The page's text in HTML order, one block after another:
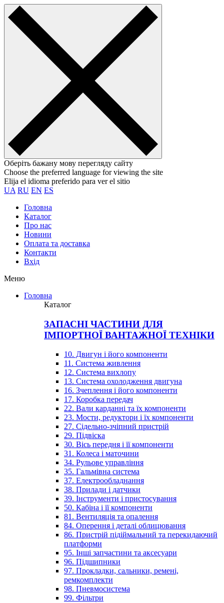
Оберіть бажану мову перегляду сайту
Choose the preferred language for viewing the site
Elija el idioma preferido para ver el sitio
UA RU EN ES
Головна
Каталог
Про нас
Новини
Оплата та доставка
Контакти
Вхiд
Меню
Головна
Каталог
ЗАПАСНІ ЧАСТИНИ ДЛЯ
ІМПОРТНОЇ ВАНТАЖНОЇ ТЕХНІКИ
10. Двигун і його компоненти
11. Система живлення
12. Система вихлопу
13. Система охолодження двигуна
16. Зчеплення і його компоненти
17. Коробка передач
22. Вали карданні та їх компоненти
23. Мости, редуктори і їх компоненти
27. Сідельно-зчіпний пристрій
29. Підвіска
30. Вісь передня і її компоненти
31. Колеса і маточини
34. Рульове управління
35. Гальмівна система
37. Електрообладнання
38. Прилади і датчики
39. Інструменти і пристосування
50. Кабіна і її компоненти
81. Вентиляція та опалення
84. Оперення і деталі облицювання
86. Пристрій підіймальний та перекидаючий
платформи
95. Інші запчастини та аксесуари
96. Підшипники
97. Прокладки, сальники, ремені,
ремкомплекти
98. Пневмосистема
99. Фільтри